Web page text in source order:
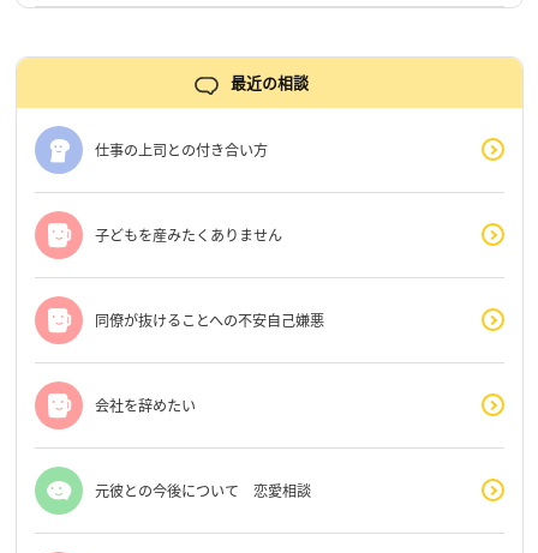
最近の相談
仕事の上司との付き合い方
子どもを産みたくありません
同僚が抜けることへの不安自己嫌悪
会社を辞めたい
元彼との今後について 恋愛相談